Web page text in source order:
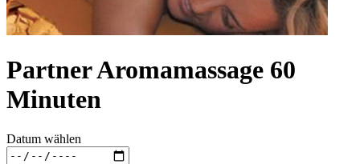
Partner Aromamassage 60
Minuten
Datum wählen